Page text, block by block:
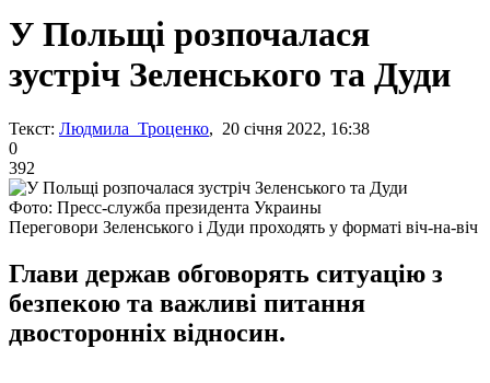
У Польщі розпочалася
зустріч Зеленського та Дуди
Текст: Людмила Троценко, 20 січня 2022, 16:38
0
392
Фото: Пресс-служба президента Украины
Переговори Зеленського і Дуди проходять у форматі віч-на-віч
Глави держав обговорять ситуацію з
безпекою та важливі питання
двосторонніх відносин.